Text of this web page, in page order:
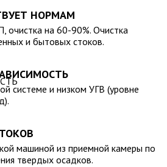
септика нужно рассчитать объем
количества пользователей и
слива.
любых агрессивных веществ.
при больших перепадах
при очень низких в зимний
– срок эксплуатации исчисляется
месте в течение
обслуживания.В
реализуемой нашей компанией –
изделия, изготовленные
Государственными стандартами,
и другими нормативами.
НОРМАМ
очистка на 60-90%. Очистка
и бытовых стоков.
системе и низком УГВ (уровне
машиной из приемной камеры по
твердых осадков.